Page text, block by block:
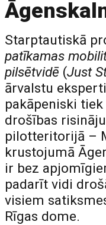
Starptautiskā
patīkamas
pilsētvidē (Just
ārvalstu
pakāpeniski
drošības
pilotteritorijā –
krustojumā
ir bez
padarīt vidi
visiem
Rīgas dome.